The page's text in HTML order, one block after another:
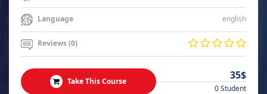
Language english
Reviews (0)
Take This Course 35$
0 Student